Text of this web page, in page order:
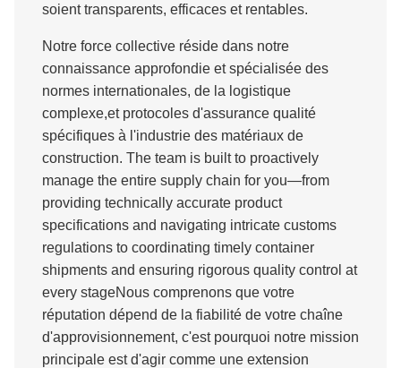
soient transparents, efficaces et rentables.
Notre force collective réside dans notre
connaissance approfondie et spécialisée des
normes internationales, de la logistique
complexe,et protocoles d'assurance qualité
spécifiques à l'industrie des matériaux de
construction. The team is built to proactively
manage the entire supply chain for you—from
providing technically accurate product
specifications and navigating intricate customs
regulations to coordinating timely container
shipments and ensuring rigorous quality control at
every stageNous comprenons que votre
réputation dépend de la fiabilité de votre chaîne
d'approvisionnement, c'est pourquoi notre mission
principale est d'agir comme une extension